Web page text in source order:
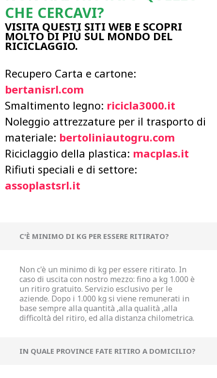
CHE CERCAVI?
VISITA QUESTI SITI WEB E SCOPRI
MOLTO DI PIÙ SUL MONDO DEL
RICICLAGGIO.
Recupero Carta e cartone:
bertanisrl.com
Smaltimento legno: ricicla3000.it
Noleggio attrezzature per il trasporto di
materiale: bertoliniautogru.com
Riciclaggio della plastica: macplas.it
Rifiuti speciali e di settore:
assoplastsrl.it
C'È MINIMO DI KG PER ESSERE RITIRATO?
Non c'è un minimo di kg per essere ritirato. In
caso di uscita con nostro mezzo: fino a kg 1.000 è
un ritiro gratuito. Servizio esclusivo per le
aziende. Dopo i 1.000 kg si viene remunerati in
base sempre alla quantità ,alla qualità ,alla
difficoltà del ritiro, ed alla distanza chilometrica.
IN QUALE PROVINCE FATE RITIRO A DOMICILIO?